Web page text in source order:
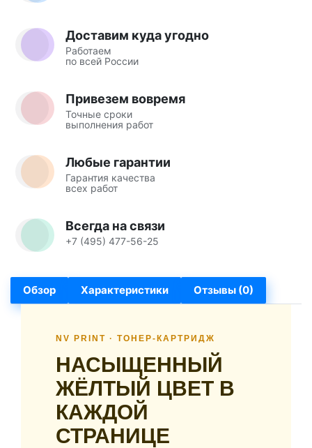
Доставим куда угодно
Работаем
по всей России
Привезем вовремя
Точные сроки
выполнения работ
Любые гарантии
Гарантия качества
всех работ
Всегда на связи
+7 (495) 477-56-25
Обзор Характеристики Отзывы (0)
NV PRINT · ТОНЕР-КАРТРИДЖ
НАСЫЩЕННЫЙ
ЖЁЛТЫЙ ЦВЕТ В
КАЖДОЙ
СТРАНИЦЕ